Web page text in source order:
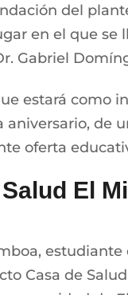
del
en el que
Gabriel
estará como
aniversario, de
oferta
El
Casa de